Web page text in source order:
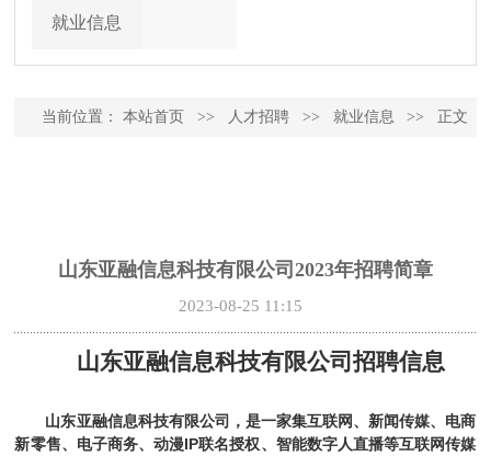
就业信息
当前位置： 本站首页 >> 人才招聘 >> 就业信息 >> 正文
山东亚融信息科技有限公司2023年招聘简章
2023-08-25 11:15
山东亚融信息科技有限公司招聘信息
山东亚融信息科技有限公司，是一家集互联网、新闻传媒、电商
新零售、电子商务、动漫IP联名授权、智能数字人直播等互联网传媒